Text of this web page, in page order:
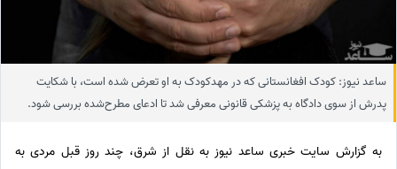
ساعد نیوز: کودک افغانستانی که در مهدکودک به او تعرض شده ‌است، با شکایت
پدرش از سوی دادگاه به پزشکی قانونی معرفی شد تا ادعای مطرح‌شده بررسی شود.
به گزارش سایت خبری ساعد نیوز به نقل از شرق، چند روز قبل مردی به